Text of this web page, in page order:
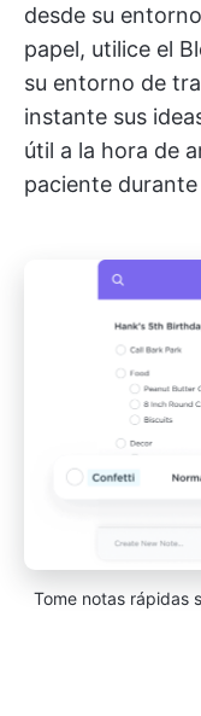
desde su
papel, utilice el
su entorno de
instante sus
útil a la hora de
paciente
Tome notas rápidas